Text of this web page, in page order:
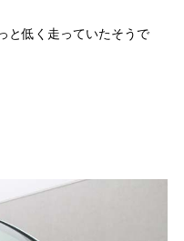
と低く走っていたそうで